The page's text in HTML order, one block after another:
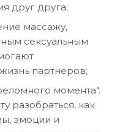
друг друга;
массажу,
сексуальным
партнеров;
момента".
разобраться, как
эмоции и